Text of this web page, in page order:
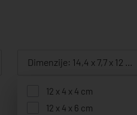
Dimenzije: 14,4 x 7,7 x 12 cm
12 x 4 x 4 cm
12 x 4 x 6 cm